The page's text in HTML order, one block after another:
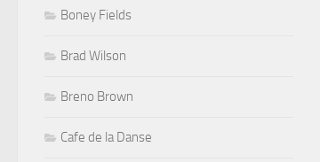
Boney Fields
Brad Wilson
Breno Brown
Cafe de la Danse